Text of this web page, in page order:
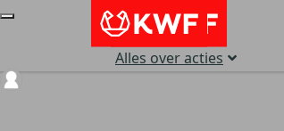
Alles over acties